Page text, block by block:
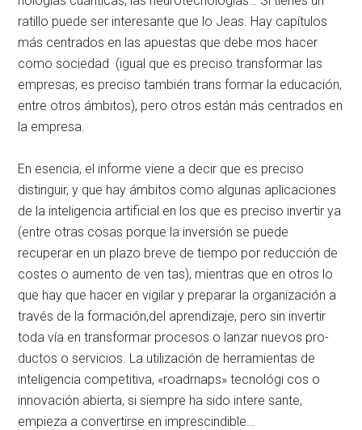
ratillo puede ser interesante que lo Jeas. Hay capítulos
más centrados en las apuestas que debe­ mos hacer
como sociedad (igual que es preciso transformar las
empresas, es preciso también trans­ formar la educación,
entre otros ámbitos), pero otros están más centrados en
la empresa.
En esencia, el informe viene a decir que es pre­ciso
distinguir, y que hay ámbitos como algunas aplicaciones
de la inteligencia artificial en los que es preciso invertir ya
(entre otras cosas porque la inversión se puede
recuperar en un plazo breve de tiempo por reducción de
costes o aumento de ven­ tas), mientras que en otros lo
que hay que hacer en vigilar y preparar la organización a
través de la formación,del aprendizaje, pero sin invertir
toda­ vía en transformar procesos o lanzar nuevos pro­
ductos o servicios. La utilización de herramientas de
inteligencia competitiva, «roadrnaps» tecnológi­ cos o
innovación abierta, si siempre ha sido intere­ sante,
empieza a convertirse en imprescindible…